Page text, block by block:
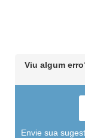
Viu algum
Envie sua